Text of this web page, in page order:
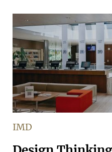
IMD